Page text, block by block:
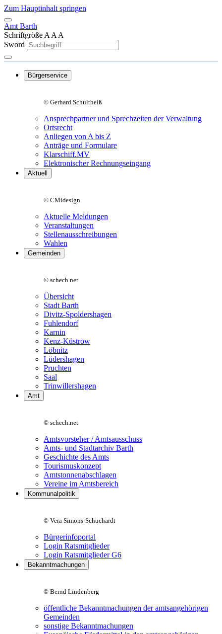
Zum Hauptinhalt springen
Amt Barth
Schriftgröße A A A
Sword
Bürgerservice
© Gerhard Schultheiß
Ansprechpartner und Sprechzeiten der Verwaltung
Ortsrecht
Anliegen von A bis Z
Anträge und Formulare
Klarschiff.MV
Elektronischer Rechnungseingang
Aktuell
© CMidesign
Aktuelle Meldungen
Veranstaltungen
Stellenausschreibungen
Wahlen
Gemeinden
© schech.net
Übersicht
Stadt Barth
Divitz-Spoldershagen
Fuhlendorf
Karnin
Kenz-Küstrow
Löbnitz
Lüdershagen
Pruchten
Saal
Trinwillershagen
Amt
© schech.net
Amtsvorsteher / Amtsausschuss
Amts- und Stadtarchiv Barth
Geschichte des Amts
Tourismuskonzept
Amtstonnenabschlagen
Vereine im Amtsbereich
Kommunalpolitik
© Vera Simons-Schuchardt
Bürgerinfoportal
Login Ratsmitglieder
Login Ratsmitglieder G6
Bekanntmachungen
© Bernd Lindenberg
öffentliche Bekanntmachungen der amtsangehörigen
Gemeinden
sonstige Bekanntmachungen